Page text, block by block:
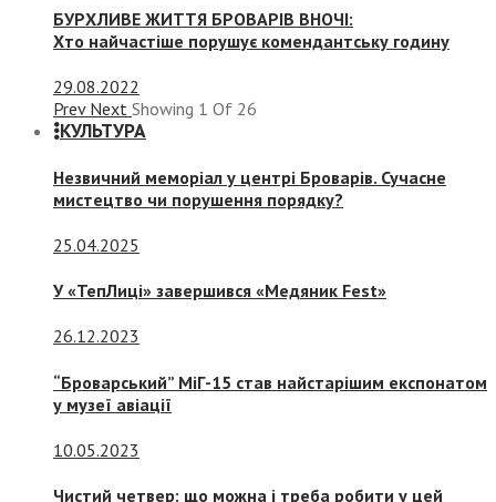
БУРХЛИВЕ ЖИТТЯ БРОВАРІВ ВНОЧІ:
Хто найчастіше порушує комендантську годину
29.08.2022
Prev Next Showing 1 Of 26
КУЛЬТУРА
Незвичний меморіал у центрі Броварів. Сучасне
мистецтво чи порушення порядку?
25.04.2025
У «ТепЛиці» завершився «Медяник Fest»
26.12.2023
“Броварський” МіГ-15 став найстарішим експонатом
у музеї авіації
10.05.2023
Чистий четвер: що можна і треба робити у цей